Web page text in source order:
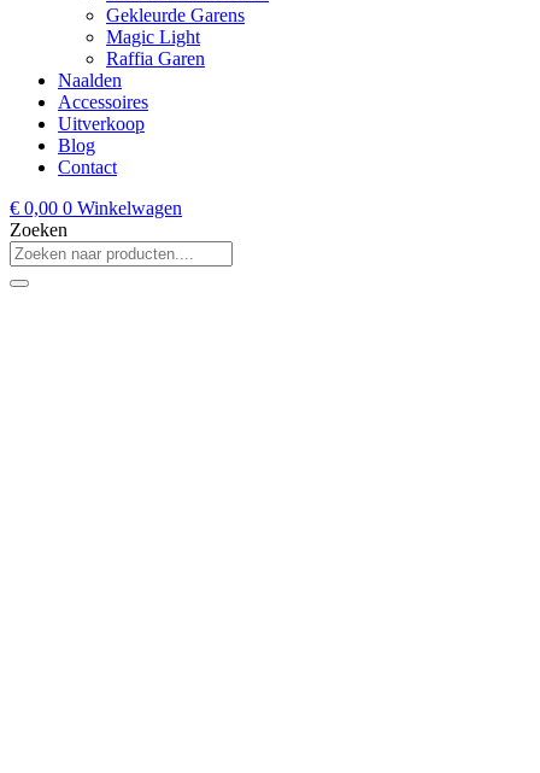
Gekleurde Garens
Magic Light
Raffia Garen
Naalden
Accessoires
Uitverkoop
Blog
Contact
€ 0,00 0 Winkelwagen
Zoeken